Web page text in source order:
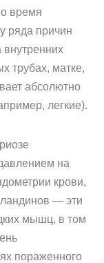
время
ряда причин
внутренних
трубах, матке,
абсолютно
легкие).
на
крови,
— эти
мышц, в том
пораженного